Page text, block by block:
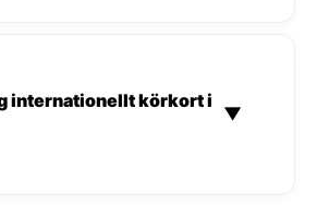
internationellt körkort i
▼